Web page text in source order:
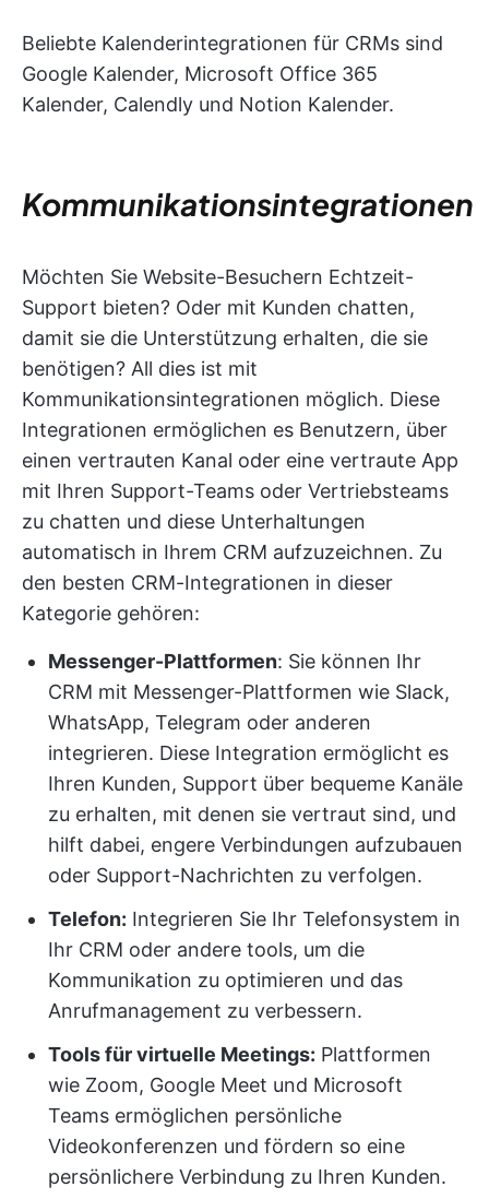
Beliebte Kalenderintegrationen für CRMs sind
Google Kalender, Microsoft Office 365
Kalender, Calendly und Notion Kalender.
Kommunikationsintegrationen
Möchten Sie Website-Besuchern Echtzeit-
Support bieten? Oder mit Kunden chatten,
damit sie die Unterstützung erhalten, die sie
benötigen? All dies ist mit
Kommunikationsintegrationen möglich. Diese
Integrationen ermöglichen es Benutzern, über
einen vertrauten Kanal oder eine vertraute App
mit Ihren Support-Teams oder Vertriebsteams
zu chatten und diese Unterhaltungen
automatisch in Ihrem CRM aufzuzeichnen. Zu
den besten CRM-Integrationen in dieser
Kategorie gehören:
Messenger-Plattformen: Sie können Ihr
CRM mit Messenger-Plattformen wie Slack,
WhatsApp, Telegram oder anderen
integrieren. Diese Integration ermöglicht es
Ihren Kunden, Support über bequeme Kanäle
zu erhalten, mit denen sie vertraut sind, und
hilft dabei, engere Verbindungen aufzubauen
oder Support-Nachrichten zu verfolgen.
Telefon: Integrieren Sie Ihr Telefonsystem in
Ihr CRM oder andere tools, um die
Kommunikation zu optimieren und das
Anrufmanagement zu verbessern.
Tools für virtuelle Meetings: Plattformen
wie Zoom, Google Meet und Microsoft
Teams ermöglichen persönliche
Videokonferenzen und fördern so eine
persönlichere Verbindung zu Ihren Kunden.